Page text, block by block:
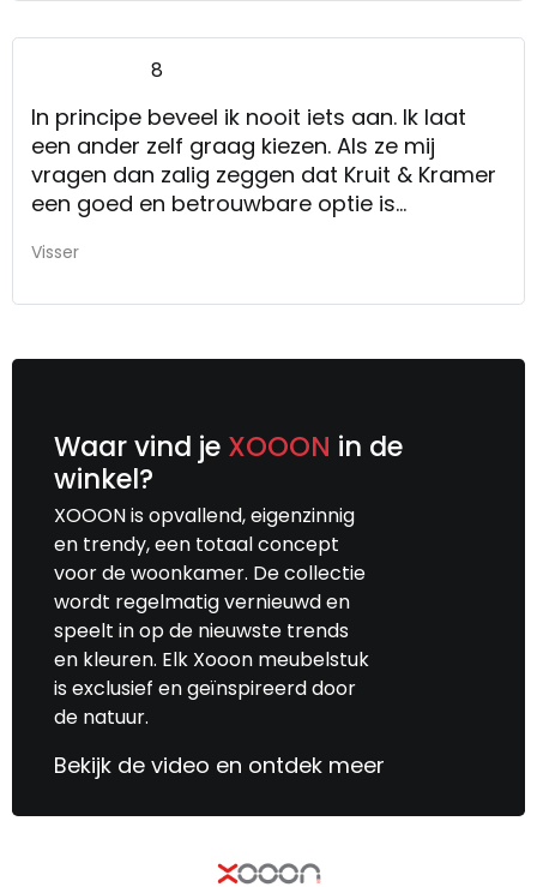
8
In principe beveel ik nooit iets aan. Ik laat
een ander zelf graag kiezen. Als ze mij
vragen dan zalig zeggen dat Kruit & Kramer
een goed en betrouwbare optie is
beter.
Visser
Waar vind je XOOON in de
winkel?
XOOON is opvallend, eigenzinnig
en trendy, een totaal concept
voor de woonkamer. De collectie
wordt regelmatig vernieuwd en
speelt in op de nieuwste trends
en kleuren. Elk Xooon meubelstuk
is exclusief en geïnspireerd door
de natuur.
Bekijk de video en ontdek meer